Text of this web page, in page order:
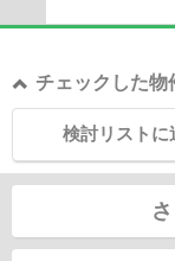
チェックした物
検討リストに